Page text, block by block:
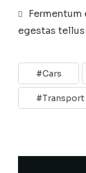
egestas tellus
Cars
Transport